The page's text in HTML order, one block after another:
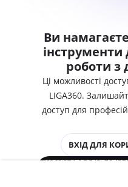
Ви
інструменти
роботи з
Ці можливості
LIGA360.
доступ для
ВХІД ДЛЯ
ХОЧУ СПРОБУВАТИ